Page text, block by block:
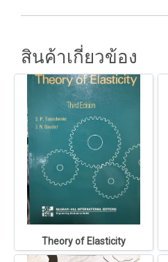
สินค้าเกี่ยวข้อง
Theory of Elasticity